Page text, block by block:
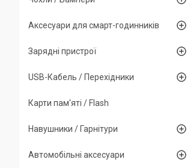
Аксесуари для смарт-годинників
Зарядні пристрої
USB-Кабель / Перехідники
Карти пам'яті / Flash
Навушники / Гарнітури
Автомобільні аксесуари